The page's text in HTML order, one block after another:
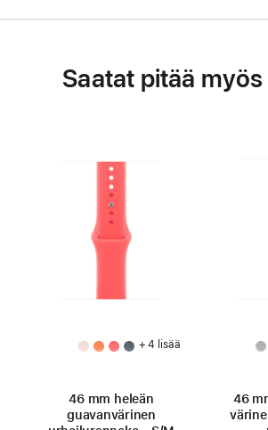
Saatat pitää
+ 4 lisää
46 mm heleän
guavan­värinen
46